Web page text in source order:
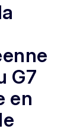
G7
en